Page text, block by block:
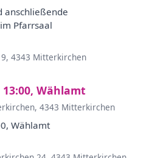
anschließende
Pfarrsaal
4343 Mitterkirchen
13:00, Wählamt
4343 Mitterkirchen
Wählamt